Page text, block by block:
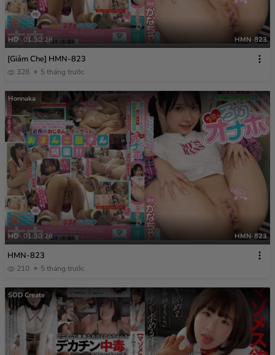
HD 01:30:28 HMN-823
[Giảm Che] HMN-823
328 5 tháng trước
Honnaka
HD 01:30:28 HMN-823
HMN-823
210 5 tháng trước
SOD Create